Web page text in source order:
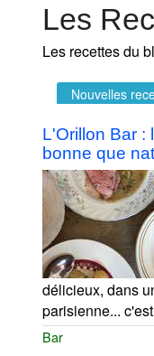
Les
Les recettes du
Nouvelles
L'Orillon Bar :
bonne que
délicieux, dans
parisienne...
Bar